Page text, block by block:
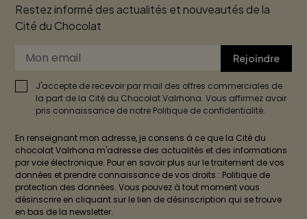
Restez informé des actualités et nouveautés de la
Cité du Chocolat
Rejoindre
J'accepte de recevoir par mail des offres commerciales de
la part de la Cité du Chocolat Valrhona. Vous affirmez avoir
pris connaissance de notre Politique de confidentialité.
En renseignant mon adresse, je consens à ce que la Cité du
chocolat Valrhona m'adresse des actualités et des informations
par voie électronique. Pour en savoir plus sur le traitement de vos
données et prendre connaissance de vos droits : Politique de
protection des données. Vous pouvez à tout moment vous
désinscrire en cliquant sur le lien de désinscription qui se trouve
en bas de la newsletter.